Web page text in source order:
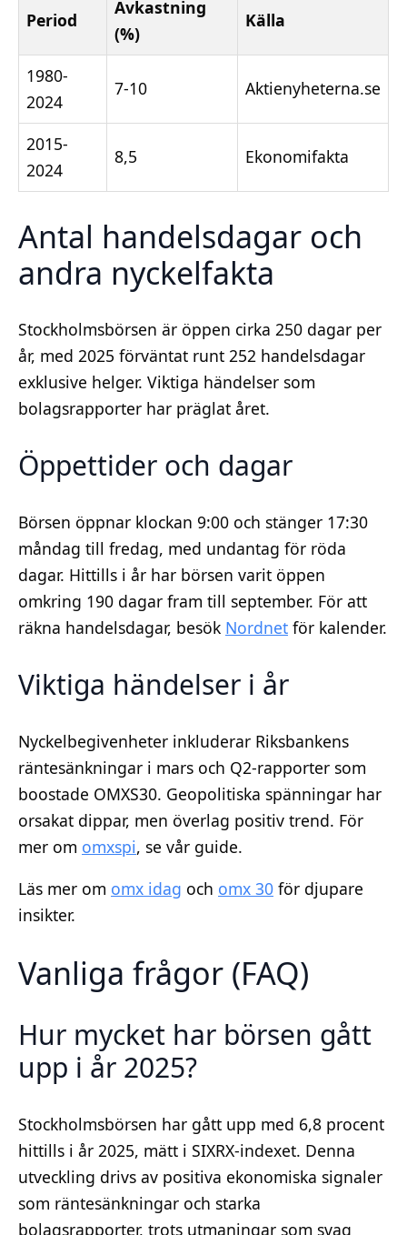
Period
Avkastning
(%)
Källa
1980-
2024
7-10 Aktienyheterna.se
2015-
2024
8,5 Ekonomifakta
Antal handelsdagar och
andra nyckelfakta
Stockholmsbörsen är öppen cirka 250 dagar per
år, med 2025 förväntat runt 252 handelsdagar
exklusive helger. Viktiga händelser som
bolagsrapporter har präglat året.
Öppettider och dagar
Börsen öppnar klockan 9:00 och stänger 17:30
måndag till fredag, med undantag för röda
dagar. Hittills i år har börsen varit öppen
omkring 190 dagar fram till september. För att
räkna handelsdagar, besök Nordnet för kalender.
Viktiga händelser i år
Nyckelbegivenheter inkluderar Riksbankens
räntesänkningar i mars och Q2-rapporter som
boostade OMXS30. Geopolitiska spänningar har
orsakat dippar, men överlag positiv trend. För
mer om omxspi, se vår guide.
Läs mer om omx idag och omx 30 för djupare
insikter.
Vanliga frågor (FAQ)
Hur mycket har börsen gått
upp i år 2025?
Stockholmsbörsen har gått upp med 6,8 procent
hittills i år 2025, mätt i SIXRX-indexet. Denna
utveckling drivs av positiva ekonomiska signaler
som räntesänkningar och starka
bolagsrapporter, trots utmaningar som svag